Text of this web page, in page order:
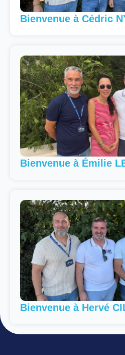
Bienvenue à Cédric
Bienvenue à Émilie
Bienvenue à Hervé